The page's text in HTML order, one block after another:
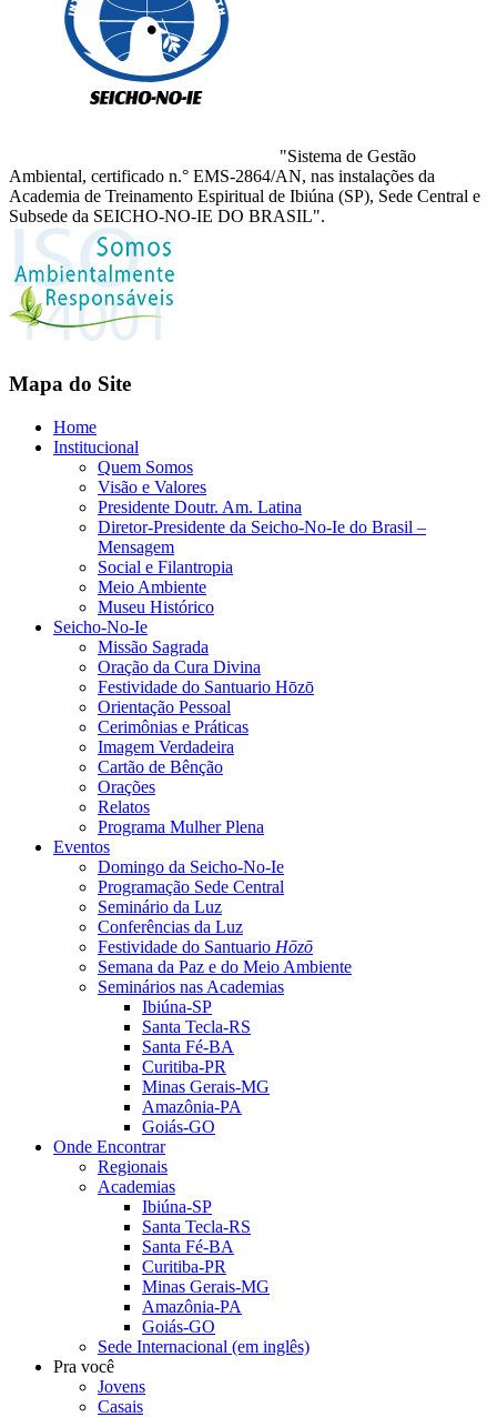
"Sistema de Gestão
Ambiental, certificado n.° EMS-2864/AN, nas instalações da
Academia de Treinamento Espiritual de Ibiúna (SP), Sede Central e
Subsede da SEICHO-NO-IE DO BRASIL".
Mapa do Site
Home
Institucional
Quem Somos
Visão e Valores
Presidente Doutr. Am. Latina
Diretor-Presidente da Seicho-No-Ie do Brasil –
Mensagem
Social e Filantropia
Meio Ambiente
Museu Histórico
Seicho-No-Ie
Missão Sagrada
Oração da Cura Divina
Festividade do Santuario Hōzō
Orientação Pessoal
Cerimônias e Práticas
Imagem Verdadeira
Cartão de Bênção
Orações
Relatos
Programa Mulher Plena
Eventos
Domingo da Seicho-No-Ie
Programação Sede Central
Seminário da Luz
Conferências da Luz
Festividade do Santuario Hōzō
Semana da Paz e do Meio Ambiente
Seminários nas Academias
Ibiúna-SP
Santa Tecla-RS
Santa Fé-BA
Curitiba-PR
Minas Gerais-MG
Amazônia-PA
Goiás-GO
Onde Encontrar
Regionais
Academias
Ibiúna-SP
Santa Tecla-RS
Santa Fé-BA
Curitiba-PR
Minas Gerais-MG
Amazônia-PA
Goiás-GO
Sede Internacional (em inglês)
Pra você
Jovens
Casais